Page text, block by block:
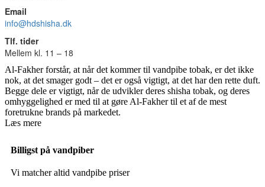
Email
info@hdshisha.dk
Tlf. tider
Mellem kl. 11 – 18
Al-Fakher forstår, at når det kommer til vandpibe tobak, er det ikke
nok, at det smager godt – det er også vigtigt, at det har den rette duft.
Begge dele er vigtigt, når de udvikler deres shisha tobak, og deres
omhyggelighed er med til at gøre Al-Fakher til et af de mest
foretrukne brands på markedet.
Læs mere
Billigst på vandpiber
Vi matcher altid vandpibe priser